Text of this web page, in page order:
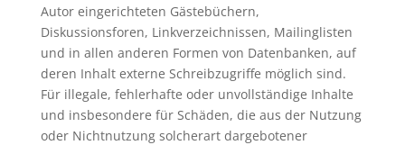
Autor eingerichteten Gästebüchern,
Diskussionsforen, Linkverzeichnissen, Mailinglisten
und in allen anderen Formen von Datenbanken, auf
deren Inhalt externe Schreibzugriffe möglich sind.
Für illegale, fehlerhafte oder unvollständige Inhalte
und insbesondere für Schäden, die aus der Nutzung
oder Nichtnutzung solcherart dargebotener